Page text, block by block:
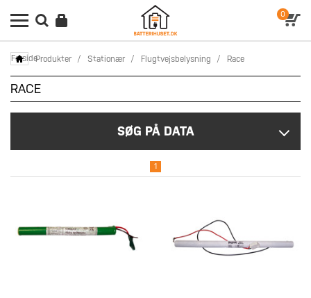
0
ForsideProdukter / Stationær / Flugtvejsbelysning / Race
RACE
SØG PÅ DATA
1